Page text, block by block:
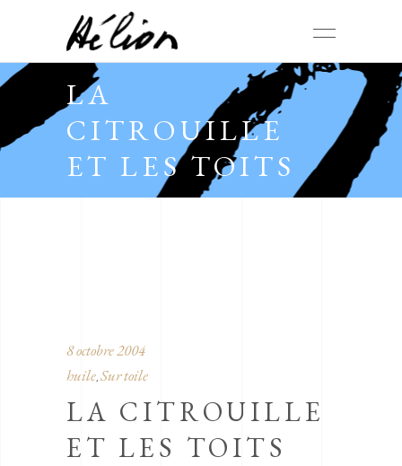
LA
CITROUILLE
ET LES TOITS
8 octobre 2004
huile, Sur toile
LA CITROUILLE
ET LES TOITS